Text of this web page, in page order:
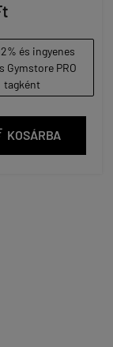
és ingyenes
Gymstore PRO
tagként
KOSÁRBA